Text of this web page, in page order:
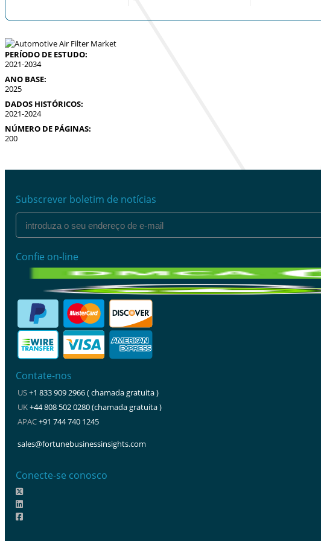
PERÍODO DE ESTUDO:
2021-2034
ANO BASE:
2025
DADOS HISTÓRICOS:
2021-2024
NÚMERO DE PÁGINAS:
200
Subscrever boletim de notícias
Confie on-line
Contate-nos
US+1 833 909 2966 ( chamada gratuita )
UK+44 808 502 0280 (chamada gratuita )
APAC+91 744 740 1245
sales@fortunebusinessinsights.com
Conecte-se conosco